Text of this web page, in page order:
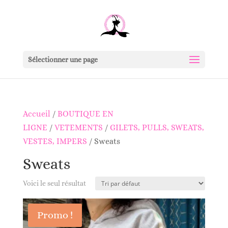
Sélectionner une page
Accueil / BOUTIQUE EN
LIGNE / VETEMENTS / GILETS, PULLS, SWEATS,
VESTES, IMPERS / Sweats
Sweats
Voici le seul résultat
Promo !